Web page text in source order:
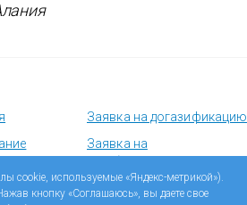
Заявка на догазификацию
Заявка на
газового оборудования
cookie, используемые «Яндекс-метрикой»).
кнопку «Соглашаюсь», вы даете свое